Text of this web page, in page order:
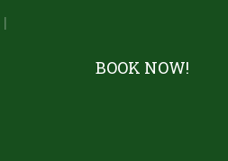
|
BOOK NOW!